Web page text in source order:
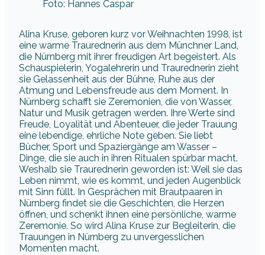
Foto: Hannes Caspar
Alina Kruse, geboren kurz vor Weihnachten 1998, ist
eine warme Traurednerin aus dem Münchner Land,
die Nürnberg mit ihrer freudigen Art begeistert. Als
Schauspielerin, Yogalehrerin und Traurednerin zieht
sie Gelassenheit aus der Bühne, Ruhe aus der
Atmung und Lebensfreude aus dem Moment. In
Nürnberg schafft sie Zeremonien, die von Wasser,
Natur und Musik getragen werden. Ihre Werte sind
Freude, Loyalität und Abenteuer, die jeder Trauung
eine lebendige, ehrliche Note geben. Sie liebt
Bücher, Sport und Spaziergänge am Wasser –
Dinge, die sie auch in ihren Ritualen spürbar macht.
Weshalb sie Traurednerin geworden ist: Weil sie das
Leben nimmt, wie es kommt, und jeden Augenblick
mit Sinn füllt. In Gesprächen mit Brautpaaren in
Nürnberg findet sie die Geschichten, die Herzen
öffnen, und schenkt ihnen eine persönliche, warme
Zeremonie. So wird Alina Kruse zur Begleiterin, die
Trauungen in Nürnberg zu unvergesslichen
Momenten macht.